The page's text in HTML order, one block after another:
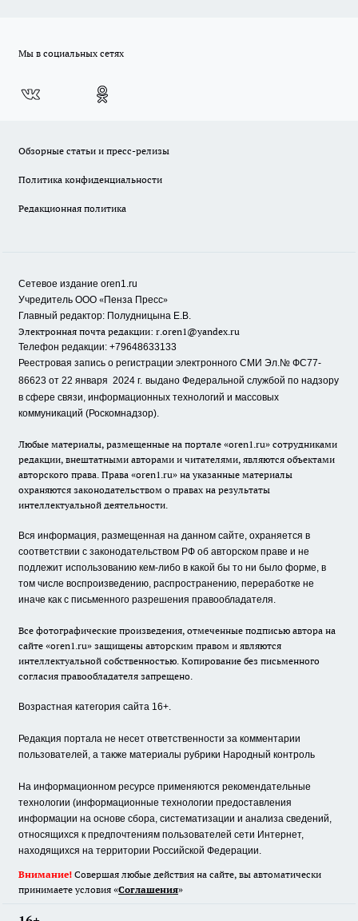
Мы в социальных сетях
Обзорные статьи и пресс-релизы
Политика конфиденциальности
Редакционная политика
Сетевое издание oren1.ru
Учредитель ООО «Пенза Пресс»
Главный редактор: Полудницына Е.В.
Электронная почта редакции: r.oren1@yandex.ru
Телефон редакции: +79648633133
Реестровая запись о регистрации электронного СМИ Эл.№ ФС77-
86623 от 22 января 2024 г. выдано Федеральной службой по надзору
в сфере связи, информационных технологий и массовых
коммуникаций (Роскомнадзор).
Любые материалы, размещенные на портале «oren1.ru» сотрудниками
редакции, внештатными авторами и читателями, являются объектами
авторского права. Права «oren1.ru» на указанные материалы
охраняются законодательством о правах на результаты
интеллектуальной деятельности.
Вся информация, размещенная на данном сайте, охраняется в
соответствии с законодательством РФ об авторском праве и не
подлежит использованию кем-либо в какой бы то ни было форме, в
том числе воспроизведению, распространению, переработке не
иначе как с письменного разрешения правообладателя.
Все фотографические произведения, отмеченные подписью автора на
сайте «oren1.ru» защищены авторским правом и являются
интеллектуальной собственностью. Копирование без письменного
согласия правообладателя запрещено.
Возрастная категория сайта 16+.
Редакция портала не несет ответственности за комментарии
пользователей, а также материалы рубрики Народный контроль
На информационном ресурсе применяются рекомендательные
технологии (информационные технологии предоставления
информации на основе сбора, систематизации и анализа сведений,
относящихся к предпочтениям пользователей сети Интернет,
находящихся на территории Российской Федерации.
Внимание! Совершая любые действия на сайте, вы автоматически
принимаете условия «Cоглашения»